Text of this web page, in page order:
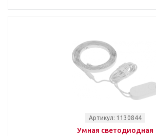
Артикул: 1130844
Умная светодиодная